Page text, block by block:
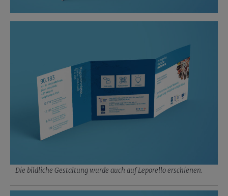
Die bildliche Gestaltung wurde auch auf Leporello erschienen.